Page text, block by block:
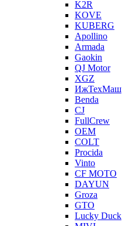
K2R
KOVE
KUBERG
Apollino
Armada
Gaokin
QJ Motor
XGZ
ИжТехМаш
Benda
CJ
FullCrew
OEM
COLT
Procida
Vinto
CF MOTO
DAYUN
Groza
GTO
Lucky Duck